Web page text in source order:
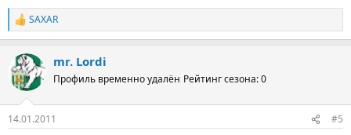
Р
е
к
ц
и
SAXAR
mr. Lordi
Профиль временно удалён Рейтинг сезона: 0
14.01.2011 #5